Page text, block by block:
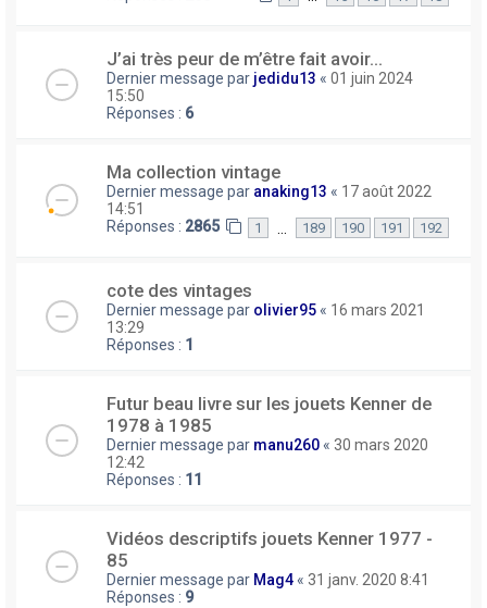
J’ai très peur de m’être fait avoir...
Dernier message par jedidu13 « 01 juin 2024
15:50
Réponses : 6
Ma collection vintage
Dernier message par anaking13 « 17 août 2022
14:51
Réponses : 2865 1 189 190 191 192
cote des vintages
Dernier message par olivier95 « 16 mars 2021
13:29
Réponses : 1
Futur beau livre sur les jouets Kenner de
1978 à 1985
Dernier message par manu260 « 30 mars 2020
12:42
Réponses : 11
Vidéos descriptifs jouets Kenner 1977 -
85
Dernier message par Mag4 « 31 janv. 2020 8:41
Réponses : 9